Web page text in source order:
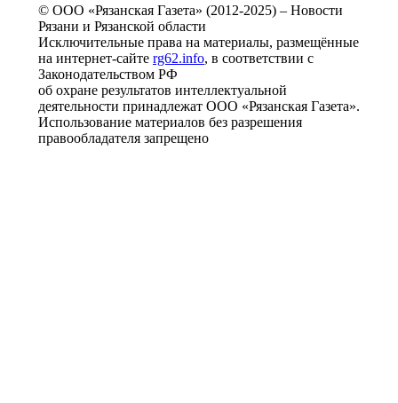
© ООО «Рязанская Газета» (2012-2025) – Новости
Рязани и Рязанской области
Исключительные права на материалы, размещённые
на интернет-сайте rg62.info, в соответствии с
Законодательством РФ
об охране результатов интеллектуальной
деятельности принадлежат ООО «Рязанская Газета».
Использование материалов без разрешения
правообладателя запрещено